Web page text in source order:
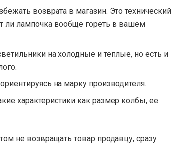
возврата в магазин. Это технический
ли лампочка вообще гореть в вашем
на холодные и теплые, но есть и
на марку производителя.
характеристики как размер колбы, ее
не возвращать товар продавцу, сразу